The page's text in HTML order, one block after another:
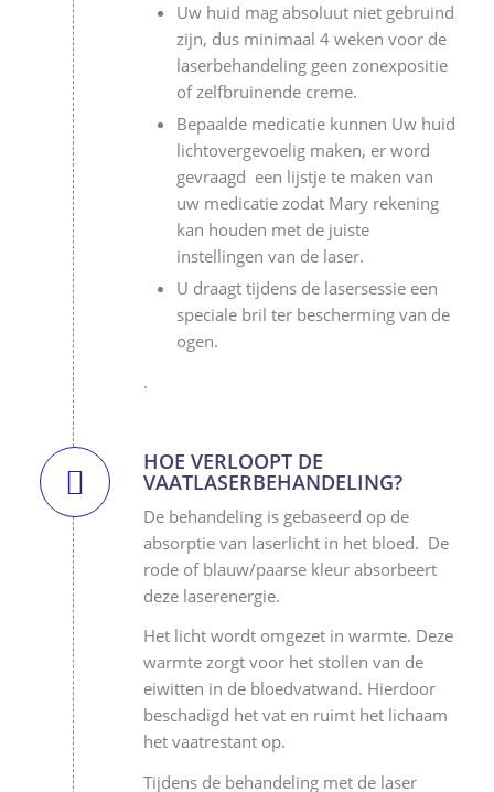
Uw huid mag absoluut niet gebruind
zijn, dus minimaal 4 weken voor de
laserbehandeling geen zonexpositie
of zelfbruinende creme.
Bepaalde medicatie kunnen Uw huid
lichtovergevoelig maken, er word
gevraagd een lijstje te maken van
uw medicatie zodat Mary rekening
kan houden met de juiste
instellingen van de laser.
U draagt tijdens de lasersessie een
speciale bril ter bescherming van de
ogen.
.
HOE VERLOOPT DE
VAATLASERBEHANDELING?
De behandeling is gebaseerd op de
absorptie van laserlicht in het bloed. De
rode of blauw/paarse kleur absorbeert
deze laserenergie.
Het licht wordt omgezet in warmte. Deze
warmte zorgt voor het stollen van de
eiwitten in de bloedvatwand. Hierdoor
beschadigd het vat en ruimt het lichaam
het vaatrestant op.
Tijdens de behandeling met de laser